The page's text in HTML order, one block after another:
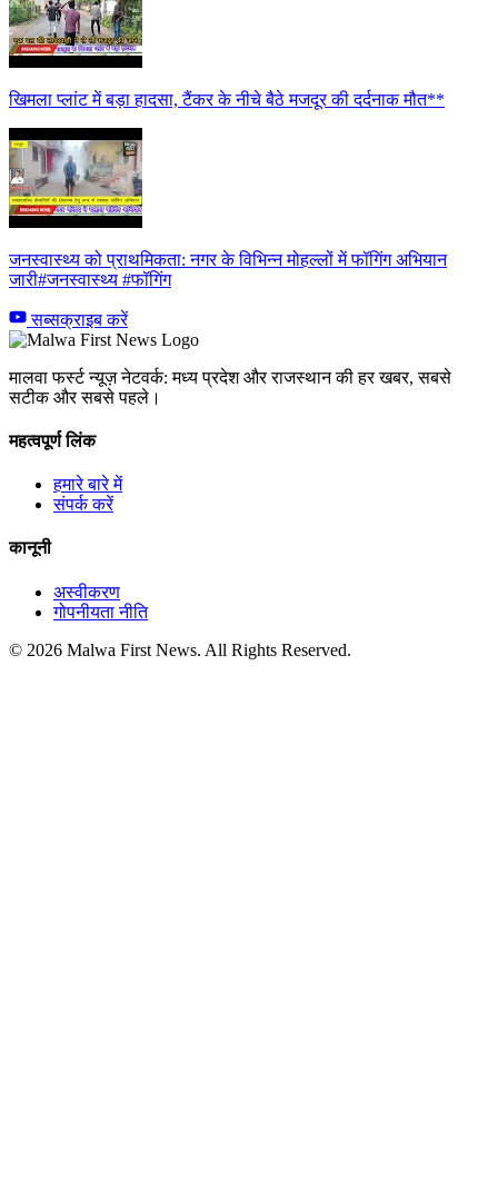
खिमला प्लांट में बड़ा हादसा, टैंकर के नीचे बैठे मजदूर की दर्दनाक मौत**
जनस्वास्थ्य को प्राथमिकता: नगर के विभिन्न मोहल्लों में फॉगिंग अभियान
जारी#जनस्वास्थ्य #फॉगिंग
सब्सक्राइब करें
मालवा फर्स्ट न्यूज़ नेटवर्क: मध्य प्रदेश और राजस्थान की हर खबर, सबसे
सटीक और सबसे पहले।
महत्वपूर्ण लिंक
हमारे बारे में
संपर्क करें
कानूनी
अस्वीकरण
गोपनीयता नीति
© 2026 Malwa First News. All Rights Reserved.